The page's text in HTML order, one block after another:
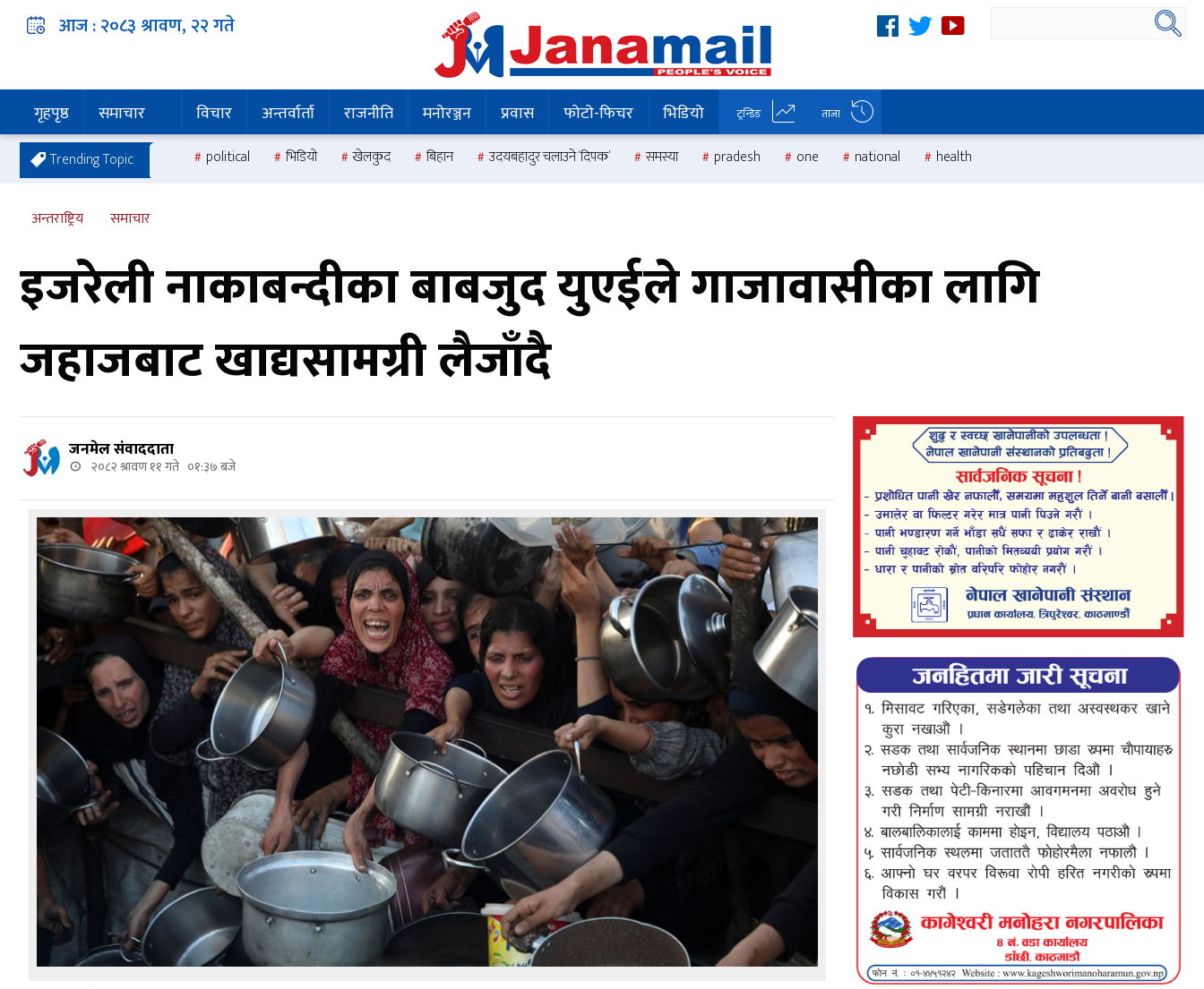
आज :२०८३ श्रावण, २२गते
गृहपृष्ठ समाचार विचार अन्तर्वार्ता राजनीति मनोरञ्जन प्रवास फोटो-फिचर भिडियो ट्रन्डिङ ताजा
Trending Topic political भिडियो खेलकुद बिहान उदयबहादुर चलाउने ‘दिपक’ समस्या pradesh one national health
अन्तराष्ट्रिय समाचार
इजरेली नाकाबन्दीका बाबजुद युएईले गाजावासीका लागि
जहाजबाट खाद्यसामग्री लैजाँदै
जनमेल संवाददाता
२०८२ श्रावण ११ गते ०१:३७ बजे